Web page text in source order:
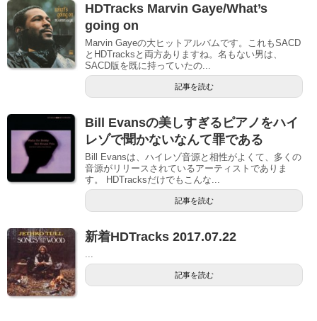
HDTracks Marvin Gaye/What’s
going on
Marvin Gayeの大ヒットアルバムです。これもSACD
とHDTracksと両方ありますね。名もない男は、
SACD版を既に持っていたの...
記事を読む
Bill Evansの美しすぎるピアノをハイ
レゾで聞かないなんて罪である
Bill Evansは、ハイレゾ音源と相性がよくて、多くの
音源がリリースされているアーティストでありま
す。 HDTracksだけでもこんな...
記事を読む
新着HDTracks 2017.07.22
記事を読む